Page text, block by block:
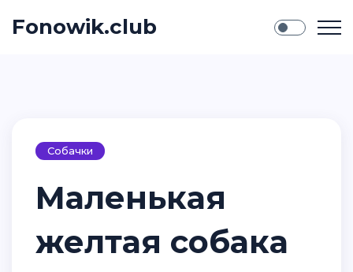
Fonowik.club
Собачки
Маленькая
желтая собака